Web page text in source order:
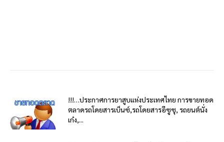
!!!…ประกาศการยาสูบแห่งประเทศไทย การขายทอด
ตลาดรถโดยสารเบ็นซ์,รถโดยสารอีซูซุ, รถยนต์นั่ง
เก๋ง,...